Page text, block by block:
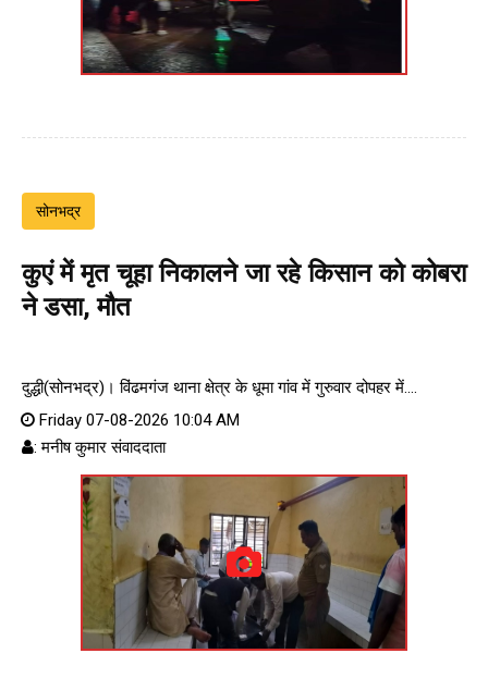
सोनभद्र
कुएं में मृत चूहा निकालने जा रहे किसान को कोबरा
ने डसा, मौत
दुद्धी(सोनभद्र)। विंढमगंज थाना क्षेत्र के धूमा गांव में गुरुवार दोपहर में....
Friday 07-08-2026 10:04 AM
: मनीष कुमार संवाददाता